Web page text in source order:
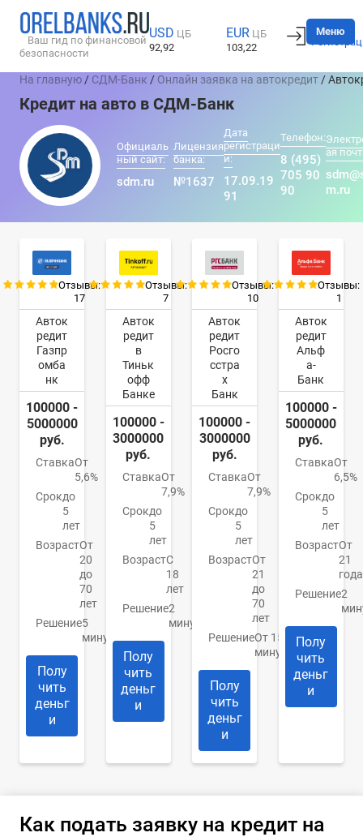
Ваш гид по финансовой
безопасности
USD ЦБ
92,92
EUR ЦБ
103,22
Вход
Меню
На главную / СДМ-Банк / Онлайн заявка на автокредит /
Кредит на авто в СДМ-Банк
Официаль
ный сайт:
sdm.ru
Лицензия
банка:
№1637
Дата
регистраци
и:
17.09.19
91
Телефон:
8 (495)
705 90
90
ая
m.ru
Отзывы:
17
Авток
редит
Газпр
омба
нк
100000 -
5000000
руб.
СтавкаОт
5,6%
Срокдо
5
лет
ВозрастОт
20
до
70
лет
Решение5
минут
Полу
чить
деньг
и
Отзывы:
7
Авток
редит
в
Тиньк
офф
Банке
100000 -
3000000
руб.
СтавкаОт
7,9%
Срокдо
5
лет
ВозрастС
18
лет
Решение2
минуты
Полу
чить
деньг
и
Отзывы:
10
Авток
редит
Росго
сстра
х
Банк
100000 -
3000000
руб.
СтавкаОт
7,9%
Срокдо
5
лет
ВозрастОт
21
до
70
лет
РешениеОт 15
минут
Полу
чить
деньг
и
Отзывы:
1
Авток
редит
Альф
а-
Банк
100000 -
5000000
руб.
СтавкаОт
6,5%
Срокдо
5
лет
ВозрастОт
21
года
Решение2
Полу
чить
деньг
и
Как подать заявку на кредит на